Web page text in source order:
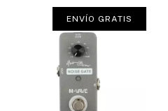
ENVÍO GRATIS